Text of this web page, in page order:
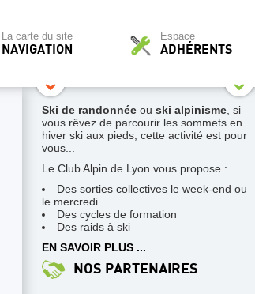
La carte du site
NAVIGATION
Espace
ADHÉRENTS
Ski de randonnée ou ski alpinisme , si
vous rêvez de parcourir les sommets en
hiver ski aux pieds, cette activité est pour
vous...
Le Club Alpin de Lyon vous propose :
Des sorties collectives le week-end ou
le mercredi
Des cycles de formation
Des raids à ski
EN SAVOIR PLUS ...
NOS PARTENAIRES